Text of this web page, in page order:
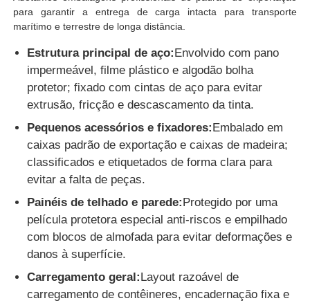
para garantir a entrega de carga intacta para transporte
marítimo e terrestre de longa distância.
Estrutura principal de aço:Envolvido com pano
impermeável, filme plástico e algodão bolha
protetor; fixado com cintas de aço para evitar
extrusão, fricção e descascamento da tinta.
Pequenos acessórios e fixadores:Embalado em
caixas padrão de exportação e caixas de madeira;
classificados e etiquetados de forma clara para
evitar a falta de peças.
Painéis de telhado e parede:Protegido por uma
película protetora especial anti-riscos e empilhado
com blocos de almofada para evitar deformações e
danos à superfície.
Carregamento geral:Layout razoável de
carregamento de contêineres, encadernação fixa e